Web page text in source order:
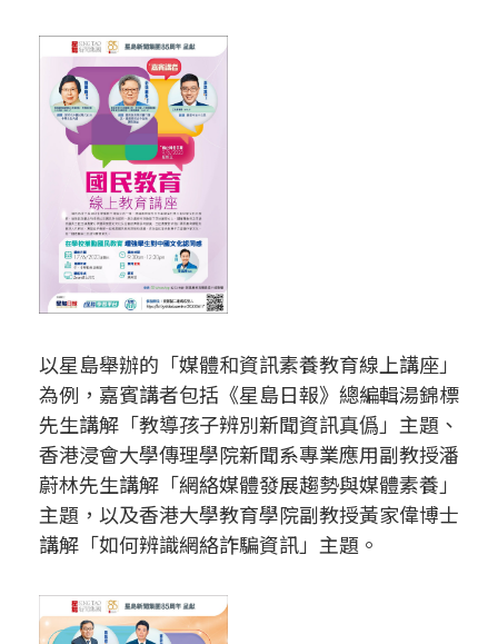
以星島舉辦的「媒體和資訊素養教育線上講座」
為例，嘉賓講者包括《星島日報》總編輯湯錦標
先生講解「教導孩子辨別新聞資訊真僞」主題、
香港浸會大學傳理學院新聞系專業應用副教授潘
蔚林先生講解「網絡媒體發展趨勢與媒體素養」
主題，以及香港大學教育學院副教授黃家偉博士
講解「如何辨識網絡詐騙資訊」主題。